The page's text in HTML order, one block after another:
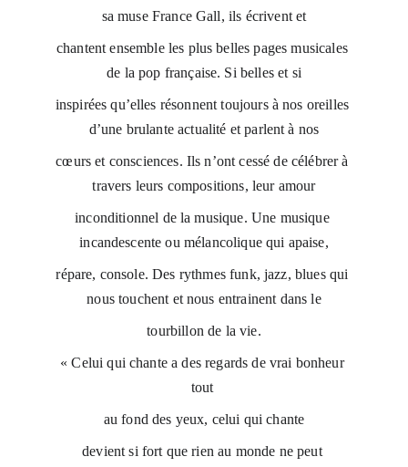
sa muse France Gall, ils écrivent et
chantent ensemble les plus belles pages musicales
de la pop française. Si belles et si
inspirées qu’elles résonnent toujours à nos oreilles
d’une brulante actualité et parlent à nos
cœurs et consciences. Ils n’ont cessé de célébrer à
travers leurs compositions, leur amour
inconditionnel de la musique. Une musique
incandescente ou mélancolique qui apaise,
répare, console. Des rythmes funk, jazz, blues qui
nous touchent et nous entrainent dans le
tourbillon de la vie.
« Celui qui chante a des regards de vrai bonheur
tout
au fond des yeux, celui qui chante
devient si fort que rien au monde ne peut